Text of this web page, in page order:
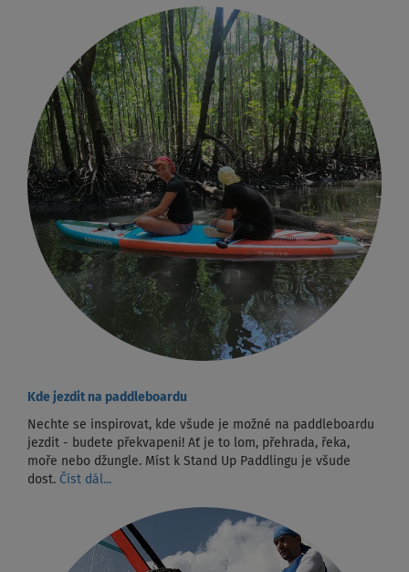
Kde jezdit na paddleboardu
Nechte se inspirovat, kde všude je možné na paddleboardu
jezdit - budete překvapeni! Ať je to lom, přehrada, řeka,
moře nebo džungle. Míst k Stand Up Paddlingu je všude
dost. Číst dál...